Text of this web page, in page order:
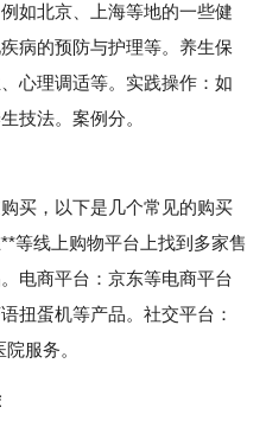
如北京、上海等地的一些健
病的预防与护理等。养生保
心理调适等。实践操作：如
技法。案例分。
，以下是几个常见的购买
等线上购物平台上找到多家售
电商平台：京东等电商平台
扭蛋机等产品。社交平台：
服务。